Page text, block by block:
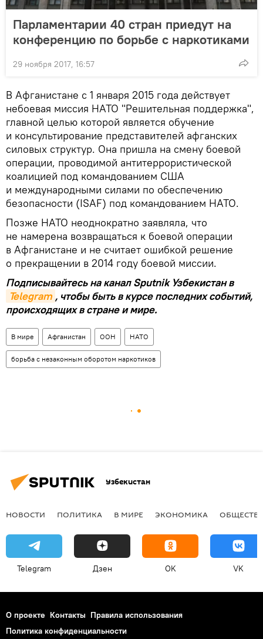
Парламентарии 40 стран приедут на
конференцию по борьбе с наркотиками
29 ноября 2017, 16:57
В Афганистане с 1 января 2015 года действует
небоевая миссия НАТО "Решительная поддержка",
главной целью которой является обучение
и консультирование представителей афганских
силовых структур. Она пришла на смену боевой
операции, проводимой антитеррористической
коалицией под командованием США
и международными силами по обеспечению
безопасности (ISAF) под командованием НАТО.
Позже НАТО неоднократно заявляла, что
не намерена возвращаться к боевой операции
в Афганистане и не считает ошибкой решение
о прекращении в 2014 году боевой миссии.
Подписывайтесь на канал Sputnik Узбекистан в
Telegram , чтобы быть в курсе последних событий,
происходящих в стране и мире.
В мире Афганистан ООН НАТО
борьба с незаконным оборотом наркотиков
Узбекистан
НОВОСТИ ПОЛИТИКА В МИРЕ ЭКОНОМИКА
Telegram Дзен OK VK
О проекте Контакты Правила использования
Политика конфиденциальности